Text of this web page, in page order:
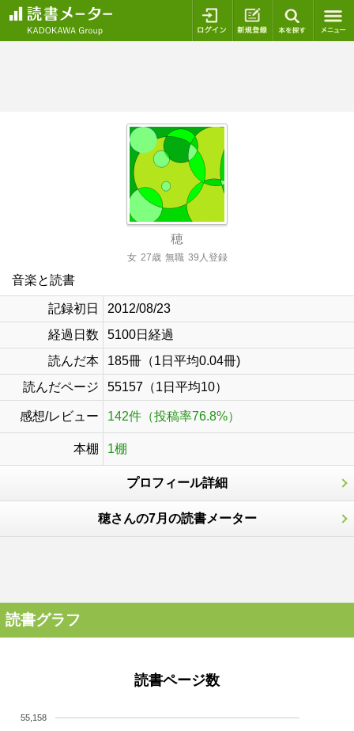
ログイン 新規登録
穂
女 27歳 無職 39人登録
音楽と読書
記録初日
2012/08/23
経過日数
5100日経過
読んだ本
185冊（1日平均0.04冊)
読んだページ
55157（1日平均10）
感想/レビュー 142件（投稿率76.8%）
本棚 1棚
プロフィール詳細
穂さんの7月の読書メーター
読書グラフ
読書ページ数
55,158